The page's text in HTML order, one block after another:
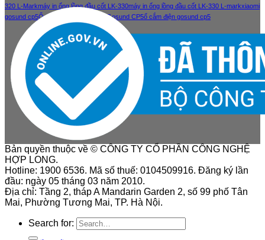
320 L-Markmáy in ống lồng đầu cốt LK-330máy in ống lồng đầu cốt LK-330 L-markxiaomi
gosund cp5Ổ cắm điện thông minh Gosund CP5ổ cắm điện gosund cp5
Bản quyền thuộc về © CÔNG TY CỔ PHẦN CÔNG NGHỆ
HỢP LONG.
Hotline: 1900 6536. Mã số thuế: 0104509916. Đăng ký lần
đầu: ngày 05 tháng 03 năm 2010.
Địa chỉ: Tầng 2, tháp A Mandarin Garden 2, số 99 phố Tân
Mai, Phường Tương Mai, TP. Hà Nội.
Search for: